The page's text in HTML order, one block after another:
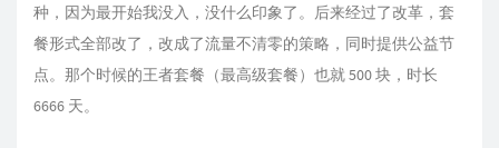
种，因为最开始我没入，没什么印象了。后来经过了改革，套
餐形式全部改了，改成了流量不清零的策略，同时提供公益节
点。那个时候的王者套餐（最高级套餐）也就 500 块，时长
6666 天。